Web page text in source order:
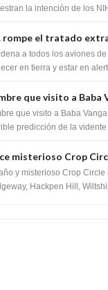
2, utilizando la
la intención de los
rompe el tratado
para destruir el
Negro"
a todos los aviones
en tierra y estar en
que visito a Baba
la terrible
de 2022.
que visito a Baba
predicción de la vidente
misterioso Crop
de junio 2016
y misterioso Crop Circle
Hackpen Hill,